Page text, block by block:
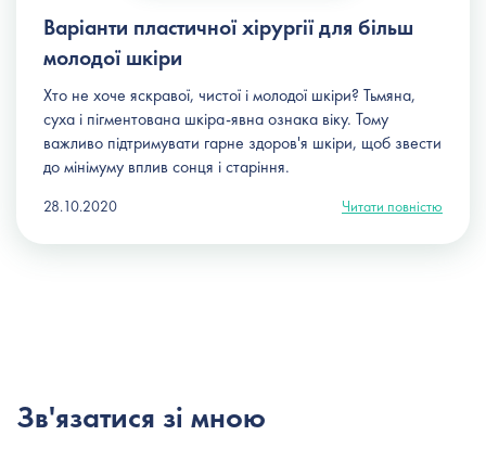
Варіанти пластичної хірургії для більш
молодої шкіри
Хто не хоче яскравої, чистої і молодої шкіри? Тьмяна,
суха і пігментована шкіра-явна ознака віку. Тому
важливо підтримувати гарне здоров'я шкіри, щоб звести
до мінімуму вплив сонця і старіння.
28.10.2020 Читати повністю
Зв'язатися зі мною